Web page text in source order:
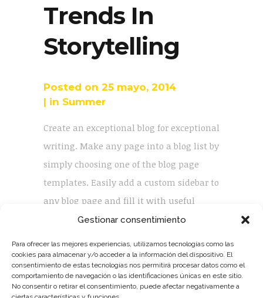
Gestionar consentimiento
Para ofrecer las mejores experiencias, utilizamos tecnologías como las
cookies para almacenar y/o acceder a la información del dispositivo. El
consentimiento de estas tecnologías nos permitirá procesar datos como el
comportamiento de navegación o las identificaciones únicas en este sitio.
No consentir o retirar el consentimiento, puede afectar negativamente a
Trends In
Storytelling
Posted on 25 mayo, 2014
in Summer
Create an exceptional blog for exceptional
writing. Make any page into a blog list by
simply choosing one of the blog page
templates. Easily add a custom sidebar to
any blog page and fill it with useful
widgets that make navigation between